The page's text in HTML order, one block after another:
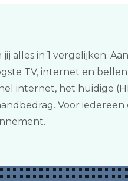
alles in 1 vergelijken.
TV, internet en
internet, het huidige
Voor